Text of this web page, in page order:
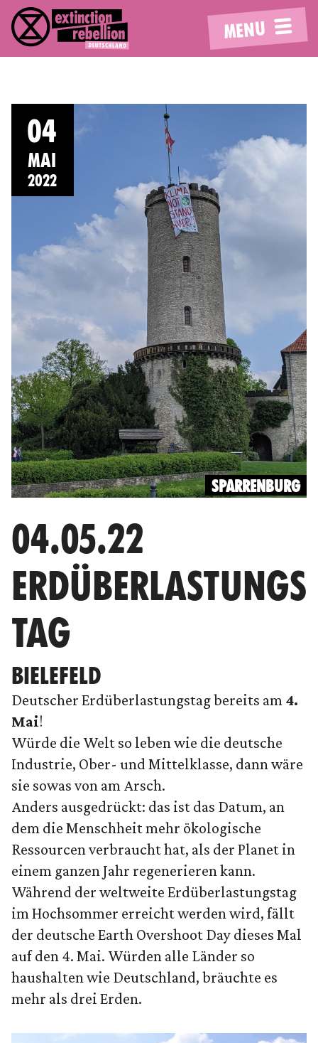
MENU
04
MAI
2022
SPARRENBURG
04.05.22
ERDÜBERLASTUNGS
TAG
BIELEFELD
Deutscher Erdüberlastungstag bereits am 4.
Mai!
Würde die Welt so leben wie die deutsche
Industrie, Ober- und Mittelklasse, dann wäre
sie sowas von am Arsch.
Anders ausgedrückt: das ist das Datum, an
dem die Menschheit mehr ökologische
Ressourcen verbraucht hat, als der Planet in
einem ganzen Jahr regenerieren kann.
Während der weltweite Erdüberlastungstag
im Hochsommer erreicht werden wird, fällt
der deutsche Earth Overshoot Day dieses Mal
auf den 4. Mai. Würden alle Länder so
haushalten wie Deutschland, bräuchte es
mehr als drei Erden.